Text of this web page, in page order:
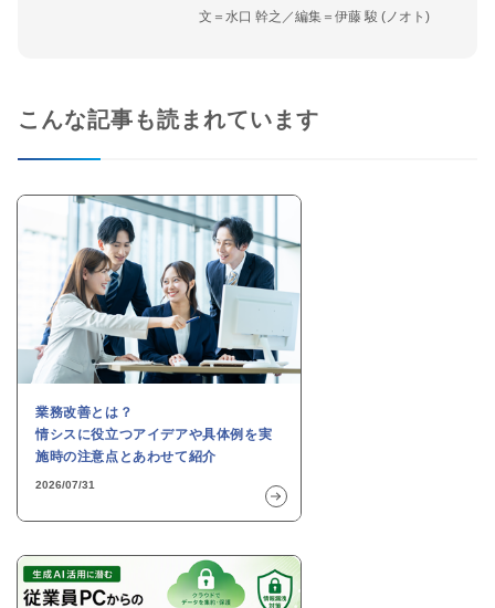
文＝水口 幹之／編集＝伊藤 駿 (ノオト)
こんな記事も読まれています
業務改善とは？
情シスに役立つアイデアや具体例を実
施時の注意点とあわせて紹介
2026/07/31